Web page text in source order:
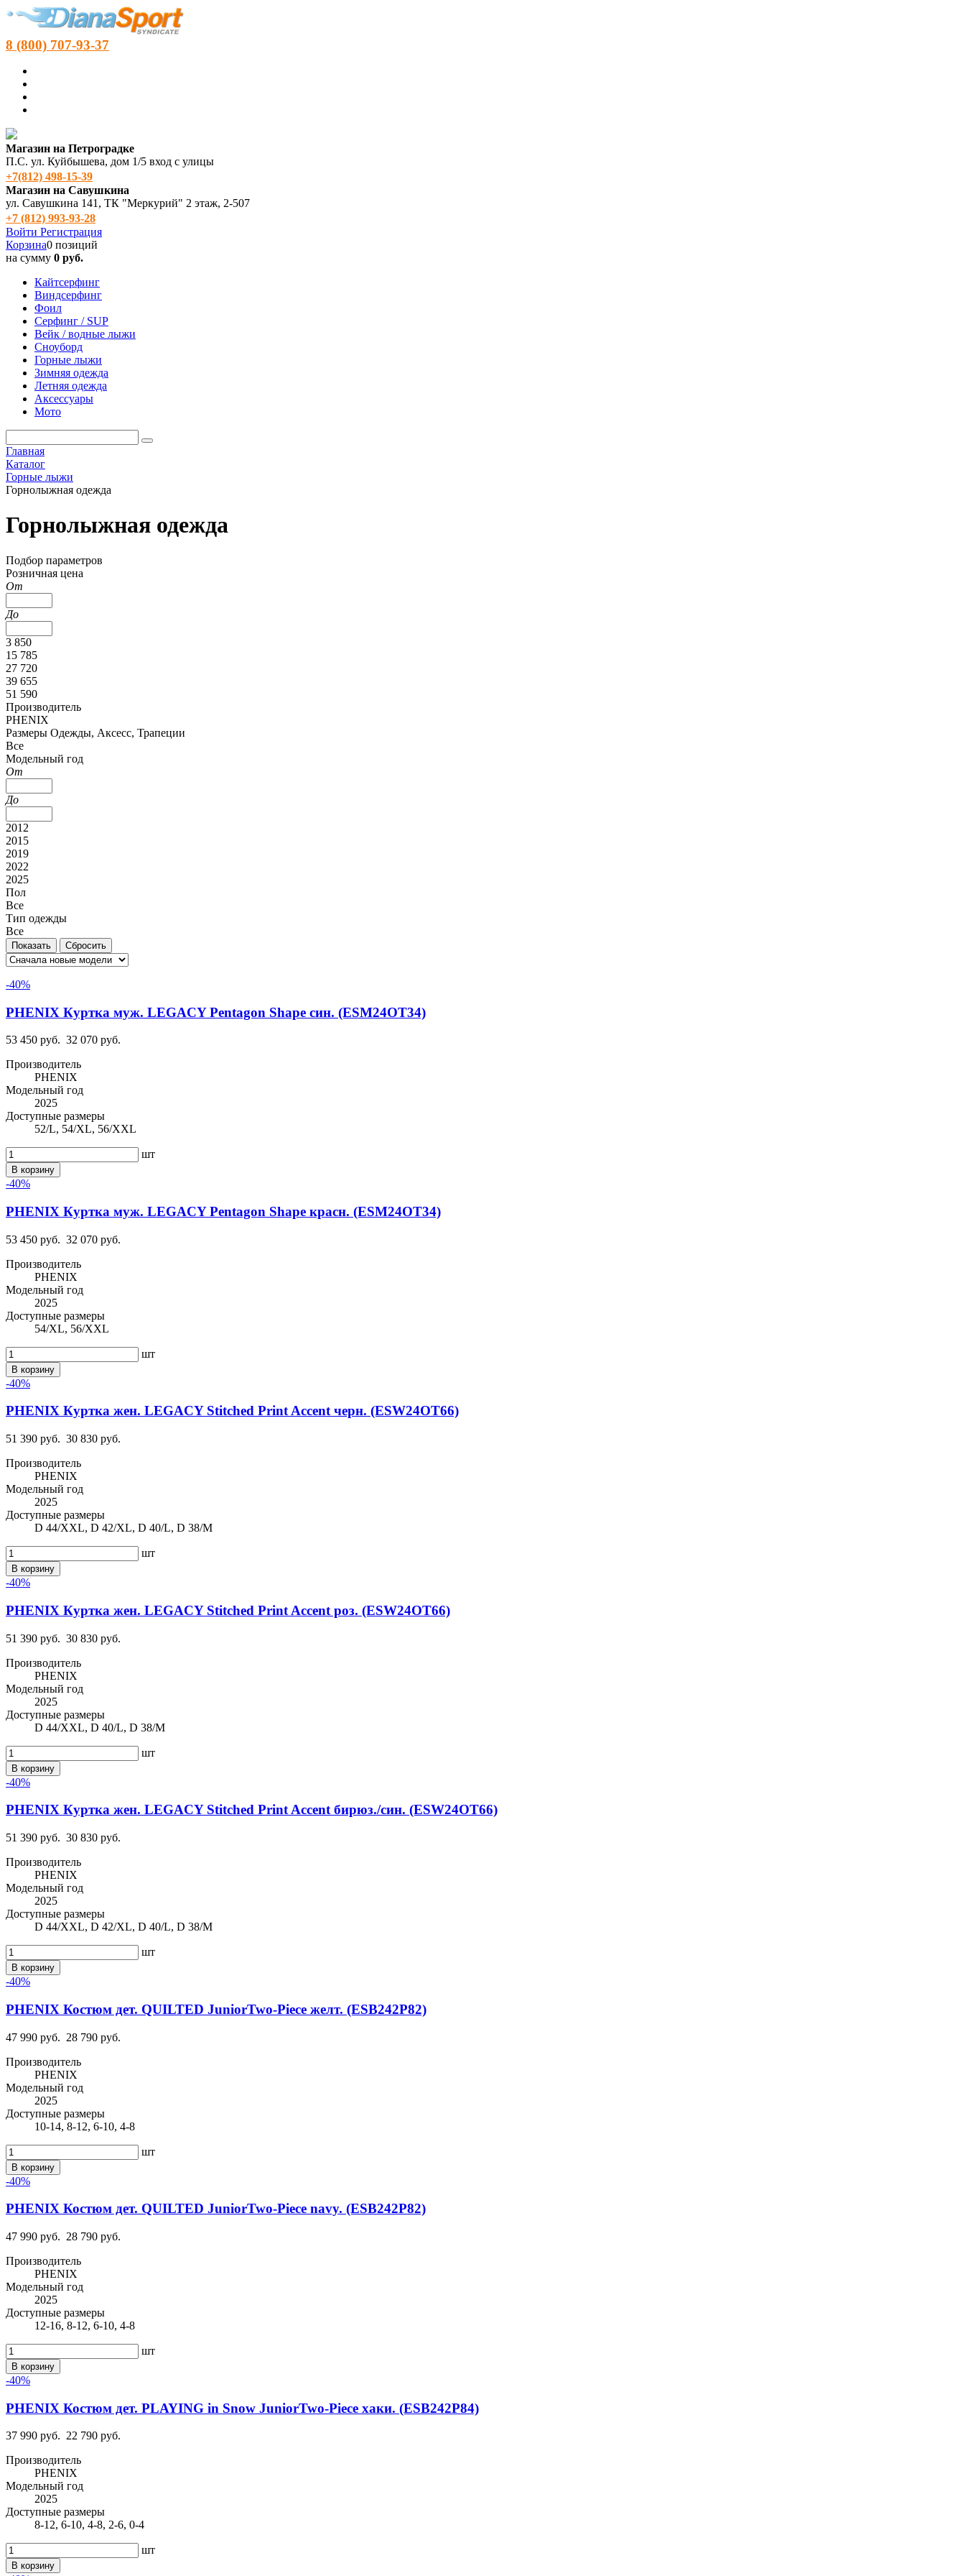
8 (800) 707-93-37
Магазин на Петроградке
П.С. ул. Куйбышева, дом 1/5 вход с улицы
+7(812) 498‑15-39
Магазин на Савушкина
ул. Савушкина 141, ТК "Меркурий" 2 этаж, 2-507
+7 (812) 993-93-28
Войти Регистрация
Корзина0 позиций
на сумму 0 руб.
Кайтсерфинг
Виндсерфинг
Фоил
Серфинг / SUP
Вейк / водные лыжи
Сноуборд
Горные лыжи
Зимняя одежда
Летняя одежда
Аксессуары
Мото
Главная
Каталог
Горные лыжи
Горнолыжная одежда
Горнолыжная одежда
Подбор параметров
Розничная цена
От
До
3 850
15 785
27 720
39 655
51 590
Производитель
PHENIX
Размеры Одежды, Аксесс, Трапеции
Все
Модельный год
От
До
2012
2015
2019
2022
2025
Пол
Все
Тип одежды
Все
-40%
PHENIX Куртка муж. LEGACY Pentagon Shape син. (ESM24OT34)
53 450 руб. 32 070 руб.
Производитель
PHENIX
Модельный год
2025
Доступные размеры
52/L, 54/XL, 56/XXL
шт
В корзину
-40%
PHENIX Куртка муж. LEGACY Pentagon Shape красн. (ESM24OT34)
53 450 руб. 32 070 руб.
Производитель
PHENIX
Модельный год
2025
Доступные размеры
54/XL, 56/XXL
шт
В корзину
-40%
PHENIX Куртка жен. LEGACY Stitched Print Accent черн. (ESW24OT66)
51 390 руб. 30 830 руб.
Производитель
PHENIX
Модельный год
2025
Доступные размеры
D 44/XXL, D 42/XL, D 40/L, D 38/M
шт
В корзину
-40%
PHENIX Куртка жен. LEGACY Stitched Print Accent роз. (ESW24OT66)
51 390 руб. 30 830 руб.
Производитель
PHENIX
Модельный год
2025
Доступные размеры
D 44/XXL, D 40/L, D 38/M
шт
В корзину
-40%
PHENIX Куртка жен. LEGACY Stitched Print Accent бирюз./син. (ESW24OT66)
51 390 руб. 30 830 руб.
Производитель
PHENIX
Модельный год
2025
Доступные размеры
D 44/XXL, D 42/XL, D 40/L, D 38/M
шт
В корзину
-40%
PHENIX Костюм дет. QUILTED JuniorTwo-Piece желт. (ESB242P82)
47 990 руб. 28 790 руб.
Производитель
PHENIX
Модельный год
2025
Доступные размеры
10-14, 8-12, 6-10, 4-8
шт
В корзину
-40%
PHENIX Костюм дет. QUILTED JuniorTwo-Piece navy. (ESB242P82)
47 990 руб. 28 790 руб.
Производитель
PHENIX
Модельный год
2025
Доступные размеры
12-16, 8-12, 6-10, 4-8
шт
В корзину
-40%
PHENIX Костюм дет. PLAYING in Snow JuniorTwo-Piece хаки. (ESB242P84)
37 990 руб. 22 790 руб.
Производитель
PHENIX
Модельный год
2025
Доступные размеры
8-12, 6-10, 4-8, 2-6, 0-4
шт
В корзину